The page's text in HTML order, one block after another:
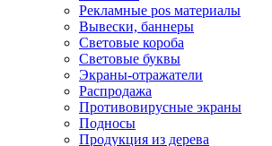
Рекламные pos материалы
Вывески, баннеры
Световые короба
Световые буквы
Экраны-отражатели
Распродажа
Противовирусные экраны
Подносы
Продукция из дерева